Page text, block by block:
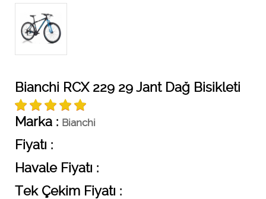
Bianchi RCX 229 29 Jant Dağ Bisikleti
Marka : Bianchi
Fiyatı :
Havale Fiyatı :
Tek Çekim Fiyatı :